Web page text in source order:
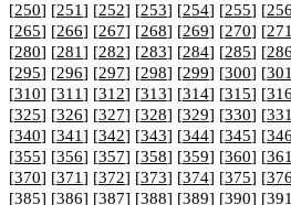
[250] [251] [252] [253] [254] [255] [256
[265] [266] [267] [268] [269] [270] [271
[280] [281] [282] [283] [284] [285] [286
[295] [296] [297] [298] [299] [300] [301
[310] [311] [312] [313] [314] [315] [316
[325] [326] [327] [328] [329] [330] [331
[340] [341] [342] [343] [344] [345] [346
[355] [356] [357] [358] [359] [360] [361
[370] [371] [372] [373] [374] [375] [376
[385] [386] [387] [388] [389] [390] [391